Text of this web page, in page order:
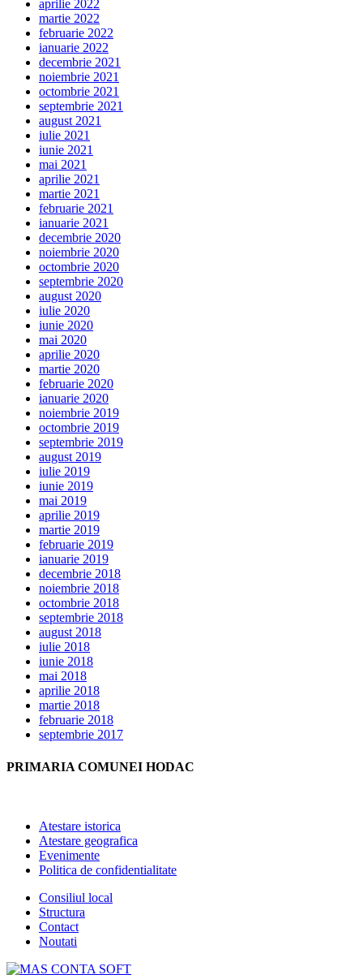
aprilie 2022
martie 2022
februarie 2022
ianuarie 2022
decembrie 2021
noiembrie 2021
octombrie 2021
septembrie 2021
august 2021
iulie 2021
iunie 2021
mai 2021
aprilie 2021
martie 2021
februarie 2021
ianuarie 2021
decembrie 2020
noiembrie 2020
octombrie 2020
septembrie 2020
august 2020
iulie 2020
iunie 2020
mai 2020
aprilie 2020
martie 2020
februarie 2020
ianuarie 2020
noiembrie 2019
octombrie 2019
septembrie 2019
august 2019
iulie 2019
iunie 2019
mai 2019
aprilie 2019
martie 2019
februarie 2019
ianuarie 2019
decembrie 2018
noiembrie 2018
octombrie 2018
septembrie 2018
august 2018
iulie 2018
iunie 2018
mai 2018
aprilie 2018
martie 2018
februarie 2018
septembrie 2017
PRIMARIA COMUNEI HODAC
Atestare istorica
Atestare geografica
Evenimente
Politica de confidentialitate
Consiliul local
Structura
Contact
Noutati